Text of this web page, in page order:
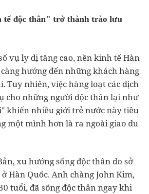
tế độc thân" trở thành trào lưu
vụ ly dị tăng cao, nền kinh tế Hàn
hướng đến những khách hàng
Tuy nhiên, việc hàng loạt các dịch
cho những người độc thân lại như
khiến nhiều giới trẻ nước này tiêu
một mình hơn là ra ngoài giao du
xu hướng sống độc thân do sở
Hàn Quốc. Anh chàng John Kim,
tuổi, đã sống độc thân ngay khi